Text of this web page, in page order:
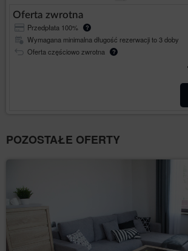
umowy.
RODO- Rozporządzenie
Rady (UE) 2016/679 z dnia 27
sprawie ochrony osób fizycznych w
swobodnego przepływu takich
dyrektywy 95/46/WE (ogólne
Usługodawca przetwarza:
celu zapewnienia
technologiach, dane dotyczące
przeglądarki internetowej,
urządzenia, dane dotyczące
Stronie, w tym na
informacje o geolokalizacji,
Oferta zwrotna
Przedpłata 100% ?
Wymagana minimalna długość rezerwacji to 3 doby
Oferta częściowo zwrotna
?
POZOSTAŁE OFERTY